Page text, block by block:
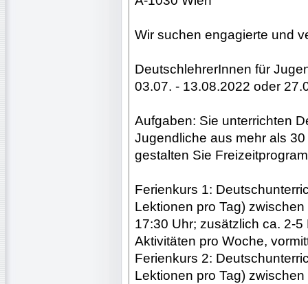
Wir suchen engagierte und
DeutschlehrerInnen für
03.07. - 13.08.2022 oder
Aufgaben: Sie unterrichten
Jugendliche aus mehr als
gestalten Sie
Ferienkurs 1:
Lektionen pro Tag)
17:30 Uhr; zusätzlich ca. 2-
Aktivitäten pro Woche,
Ferienkurs 2:
Lektionen pro Tag)